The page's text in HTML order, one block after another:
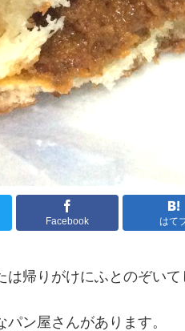
Facebook はて
は帰りがけにふとのぞいて
パン屋さんがあります。